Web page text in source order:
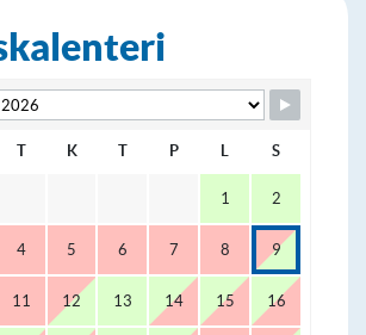
Form
T K T P L S
1 2
4 5 6 7 8 9
11 12 13 14 15 16